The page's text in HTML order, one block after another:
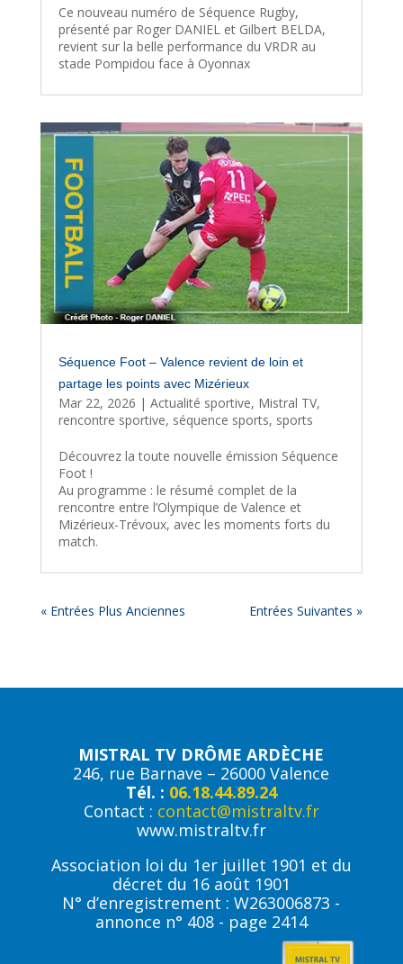
Ce nouveau numéro de Séquence Rugby,
présenté par Roger DANIEL et Gilbert BELDA,
revient sur la belle performance du VRDR au
stade Pompidou face à Oyonnax
Séquence Foot – Valence revient de loin et
partage les points avec Mizérieux
Mar 22, 2026 | Actualité sportive, Mistral TV,
rencontre sportive, séquence sports, sports
Découvrez la toute nouvelle émission Séquence
Foot !
Au programme : le résumé complet de la
rencontre entre l’Olympique de Valence et
Mizérieux-Trévoux, avec les moments forts du
match.
« Entrées Plus Anciennes Entrées Suivantes »
MISTRAL TV DRÔME ARDÈCHE
246, rue Barnave – 26000 Valence
Tél. : 06.18.44.89.24
Contact : contact@mistraltv.fr
www.mistraltv.fr
Association loi du 1er juillet 1901 et du
décret du 16 août 1901
N° d’enregistrement : W263006873 -
annonce n° 408 - page 2414